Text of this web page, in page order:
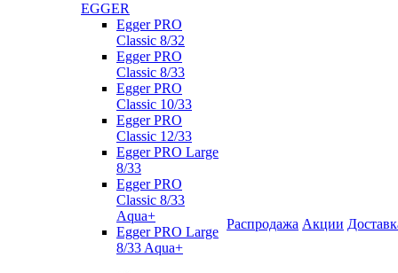
EGGER
Egger PRO
Classic 8/32
Egger PRO
Classic 8/33
Egger PRO
Classic 10/33
Egger PRO
Classic 12/33
Egger PRO Large
8/33
Egger PRO
Classic 8/33
Aqua+
Egger PRO Large
8/33 Aqua+
Распродажа Акции